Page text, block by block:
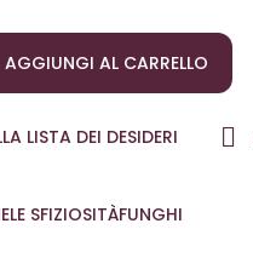
AGGIUNGI AL CARRELLO
LISTA DEI DESIDERI
LE SFIZIOSITÀFUNGHI